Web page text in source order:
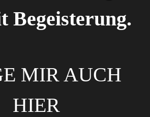
Begeisterung.
MIR AUCH
HIER